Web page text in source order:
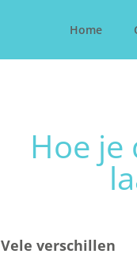
Home
Hoe je
Vele verschillen